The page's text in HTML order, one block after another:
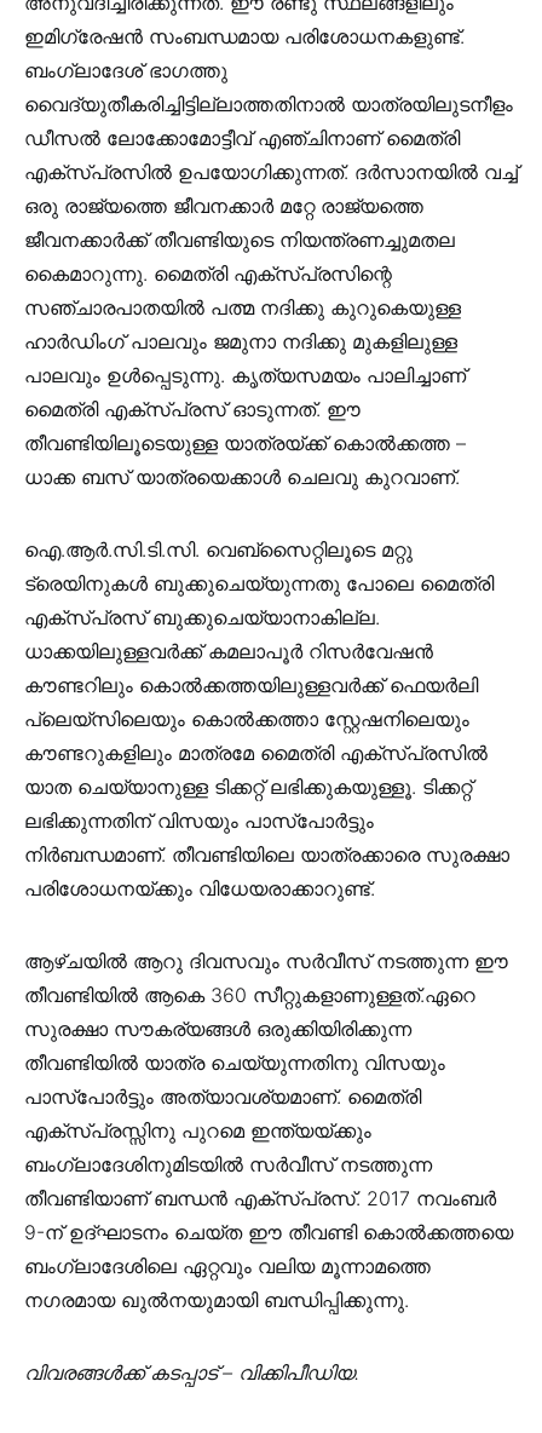
ഇമിഗ്രേഷൻ സംബന്ധമായ പരിശോധനകളുണ്ട്.
ബംഗ്ലാദേശ് ഭാഗത്തു
വൈദ്യുതീകരിച്ചിട്ടില്ലാത്തതിനാൽ യാത്രയിലുടനീളം
ഡീസൽ ലോക്കോമോട്ടീവ് എഞ്ചിനാണ് മൈത്രി
എക്സ്പ്രസിൽ ഉപയോഗിക്കുന്നത്. ദർസാനയിൽ വച്ച്
ഒരു രാജ്യത്തെ ജീവനക്കാർ മറ്റേ രാജ്യത്തെ
ജീവനക്കാർക്ക് തീവണ്ടിയുടെ നിയന്ത്രണച്ചുമതല
കൈമാറുന്നു. മൈത്രി എക്സ്പ്രസിന്റെ
സഞ്ചാരപാതയിൽ പത്മ നദിക്കു കുറുകെയുള്ള
ഹാർഡിംഗ് പാലവും ജമുനാ നദിക്കു മുകളിലുള്ള
പാലവും ഉൾപ്പെടുന്നു. കൃത്യസമയം പാലിച്ചാണ്
മൈത്രി എക്സ്പ്രസ് ഓടുന്നത്. ഈ
തീവണ്ടിയിലൂടെയുള്ള യാത്രയ്ക്ക് കൊൽക്കത്ത –
ധാക്ക ബസ് യാത്രയെക്കാൾ ചെലവു കുറവാണ്.
ഐ.ആർ.സി.ടി.സി. വെബ്സൈറ്റിലൂടെ മറ്റു
ട്രെയിനുകൾ ബുക്കുചെയ്യുന്നതു പോലെ മൈത്രി
എക്സ്പ്രസ് ബുക്കുചെയ്യാനാകില്ല.
ധാക്കയിലുള്ളവർക്ക് കമലാപൂർ റിസർവേഷൻ
കൗണ്ടറിലും കൊൽക്കത്തയിലുള്ളവർക്ക് ഫെയർലി
പ്ലെയ്സിലെയും കൊൽക്കത്താ സ്റ്റേഷനിലെയും
കൗണ്ടറുകളിലും മാത്രമേ മൈത്രി എക്സ്പ്രസിൽ
യാത ചെയ്യാനുള്ള ടിക്കറ്റ് ലഭിക്കുകയുള്ളൂ. ടിക്കറ്റ്
ലഭിക്കുന്നതിന് വിസയും പാസ്പോർട്ടും
നിർബന്ധമാണ്. തീവണ്ടിയിലെ യാത്രക്കാരെ സുരക്ഷാ
പരിശോധനയ്ക്കും വിധേയരാക്കാറുണ്ട്.
ആഴ്ചയിൽ ആറു ദിവസവും സർവീസ് നടത്തുന്ന ഈ
തീവണ്ടിയിൽ ആകെ 360 സീറ്റുകളാണുള്ളത്.ഏറെ
സുരക്ഷാ സൗകര്യങ്ങൾ ഒരുക്കിയിരിക്കുന്ന
തീവണ്ടിയിൽ യാത്ര ചെയ്യുന്നതിനു വിസയും
പാസ്പോർട്ടും അത്യാവശ്യമാണ്. മൈത്രി
എക്സ്പ്രസ്സിനു പുറമെ ഇന്ത്യയ്ക്കും
ബംഗ്ലാദേശിനുമിടയിൽ സർവീസ് നടത്തുന്ന
തീവണ്ടിയാണ് ബന്ധൻ എക്സ്പ്രസ്. 2017 നവംബർ
9-ന് ഉദ്ഘാടനം ചെയ്ത ഈ തീവണ്ടി കൊൽക്കത്തയെ
ബംഗ്ലാദേശിലെ ഏറ്റവും വലിയ മൂന്നാമത്തെ
നഗരമായ ഖുൽനയുമായി ബന്ധിപ്പിക്കുന്നു.
വിവരങ്ങൾക്ക് കടപ്പാട് – വിക്കിപീഡിയ.